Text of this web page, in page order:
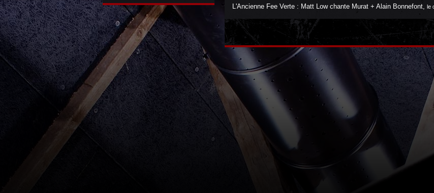
L'Ancienne Fee Verte : Matt Low chante Murat + Alain Bonnefont, le